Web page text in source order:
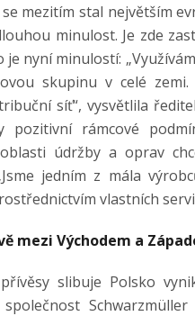
mezitím stal největším
minulost. Je zde
nyní minulostí:
skupinu v celé
síť“, vysvětlila
pozitivní rámcové
údržby a oprav
jedním z mála
vlastních
mezi Východem a
slibuje Polsko